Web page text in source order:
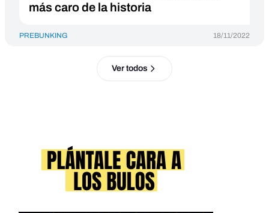
más caro de la historia
PREBUNKING 18/11/2022
Ver todos